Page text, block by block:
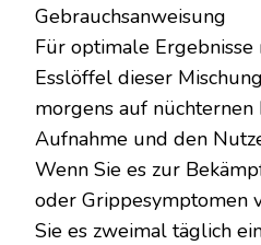
Gebrauchsanweisung
Für optimale Ergebnisse
Esslöffel dieser
morgens auf nüchternen
Aufnahme und den
Wenn Sie es zur
oder Grippesymptomen
Sie es zweimal täglich